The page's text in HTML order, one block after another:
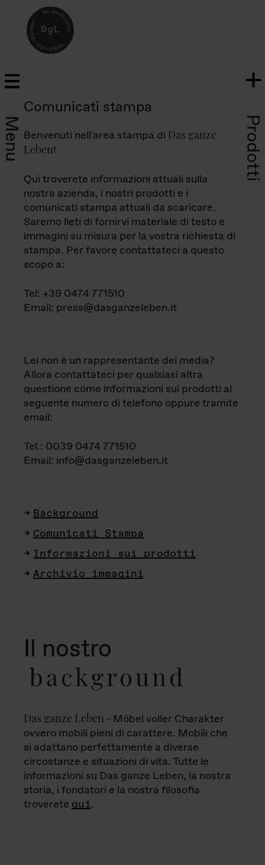
Menu Prodotti
Comunicati stampa
Benvenuti nell'area stampa di Das ganze
Leben!
Qui troverete informazioni attuali sulla
nostra azienda, i nostri prodotti e i
comunicati stampa attuali da scaricare.
Saremo lieti di fornirvi materiale di testo e
immagini su misura per la vostra richiesta di
stampa. Per favore contattateci a questo
scopo a:
Tel: +39 0474 771510
Email: press@dasganzeleben.it
Lei non è un rappresentante dei media?
Allora contattateci per qualsiasi altra
questione come informazioni sui prodotti al
seguente numero di telefono oppure tramite
email:
Tel.: 0039 0474 771510
Email: info@dasganzeleben.it
Background
Comunicati Stampa
Informazioni sui prodotti
Archivio immagini
Il nostro
background
Das ganze Leben - Möbel voller Charakter
ovvero mobili pieni di carattere. Mobili che
si adattano perfettamente a diverse
circostanze e situazioni di vita. Tutte le
informazioni su Das ganze Leben, la nostra
storia, i fondatori e la nostra filosofia
troverete qui.